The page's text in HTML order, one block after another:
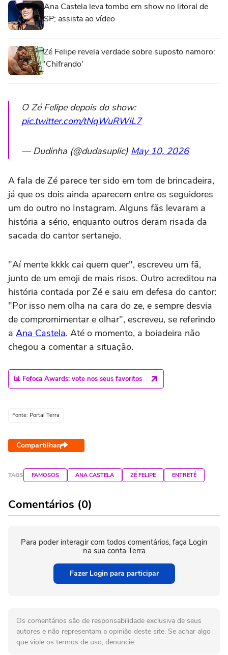
Ana Castela leva tombo em show no litoral de
SP; assista ao vídeo
Zé Felipe revela verdade sobre suposto namoro:
'Chifrando'
O Zé Felipe depois do show:
pic.twitter.com/tNqWuRWiL7
— Dudinha (@dudasuplic) May 10, 2026
A fala de Zé parece ter sido em tom de brincadeira,
já que os dois ainda aparecem entre os seguidores
um do outro no Instagram. Alguns fãs levaram a
história a sério, enquanto outros deram risada da
sacada do cantor sertanejo.
"Aí mente kkkk cai quem quer", escreveu um fã,
junto de um emoji de mais risos. Outro acreditou na
história contada por Zé e saiu em defesa do cantor:
"Por isso nem olha na cara do ze, e sempre desvia
de compromimentar e olhar", escreveu, se referindo
a Ana Castela. Até o momento, a boiadeira não
chegou a comentar a situação.
📊 Fofoca Awards: vote nos seus favoritos
Fonte: Portal Terra
Compartilhar
TAGS FAMOSOS ANA CASTELA ZÉ FELIPE ENTRETÊ
Comentários (0)
Para poder interagir com todos comentários, faça Login
na sua conta Terra
Fazer Login para participar
Os comentários são de responsabilidade exclusiva de seus
autores e não representam a opinião deste site. Se achar algo
que viole os termos de uso, denuncie.